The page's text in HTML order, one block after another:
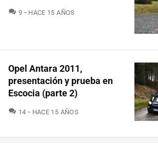
9 COMENTARIOS
HACE 15 AÑOS
Opel Antara 2011,
presentación y prueba en
Escocia (parte 2)
14 COMENTARIOS
HACE 15 AÑOS